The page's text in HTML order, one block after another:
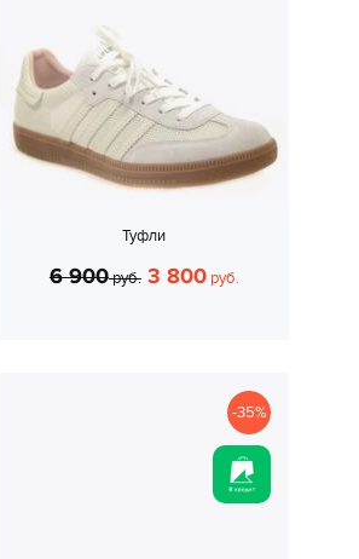
Туфли
6 900руб. 3 800руб.
-35%